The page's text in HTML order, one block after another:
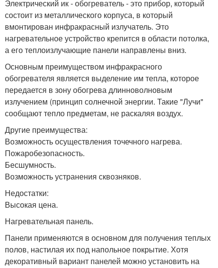
Электрический ик - обогреватель - это прибор, который
состоит из металлического корпуса, в который
вмонтирован инфракрасный излучатель. Это
нагревательное устройство крепится в области потолка,
а его теплоизлучающие панели направлены вниз.
Основным преимуществом инфракрасного
обогревателя является выделение им тепла, которое
передается в зону обогрева длинноволновым
излучением (принцип солнечной энергии. Такие "Лучи"
сообщают тепло предметам, не раскаляя воздух.
Другие преимущества:
Возможность осуществления точечного нагрева.
Пожаробезопасность.
Бесшумность.
Возможность устранения сквозняков.
Недостатки:
Высокая цена.
Нагревательная панель.
Панели применяются в основном для получения теплых
полов, настилая их под напольное покрытие. Хотя
декоративный вариант панелей можно установить на